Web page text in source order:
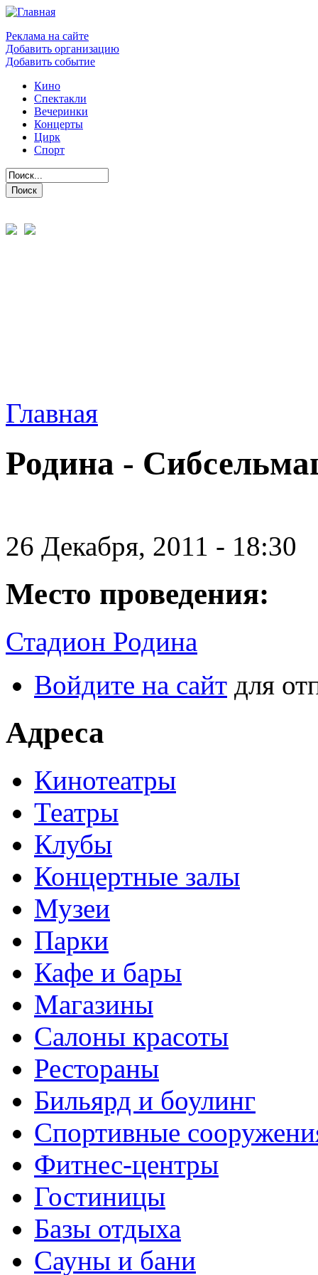
Реклама на сайте
Добавить организацию
Добавить событие
Кино
Спектакли
Вечеринки
Концерты
Цирк
Спорт
Главная
Родина -
26 Декабря, 2011 - 18:30
Место проведения:
Стадион Родина
Войдите на сайт для
Адреса
Кинотеатры
Театры
Клубы
Концертные залы
Музеи
Парки
Кафе и бары
Магазины
Салоны красоты
Рестораны
Бильярд и боулинг
Спортивные
Фитнес-центры
Гостиницы
Базы отдыха
Сауны и бани